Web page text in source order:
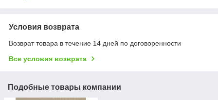
Условия возврата
Возврат товара в течение 14 дней по договоренности
Все условия возврата
Подобные товары компании